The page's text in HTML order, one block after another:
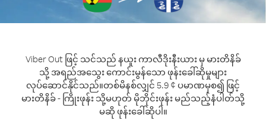
Viber Out ဖြင့် သင်သည် နယူး ကာလီဒိုးနီးယား မှ မားတိနိခ်
သို့ အရည်အသွေး ကောင်းမွန်သော ဖုန်းခေါ်ဆိုမှုများ
လုပ်ဆောင်နိုင်သည်။တစ်မိနစ်လျှင် 5.9 ¢ ပမာဏမှစ၍ ဖြင့်
မားတိနိခ် - ကြိုးဖုန်း သို့မဟုတ် မိုဘိုင်းဖုန်း မည်သည့်နံပါတ်သို့
မဆို ဖုန်းခေါ်ဆိုပါ။